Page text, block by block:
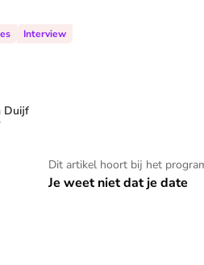
Interview
Duijf
Dit artikel hoort bij het
Je weet niet dat je date
je date